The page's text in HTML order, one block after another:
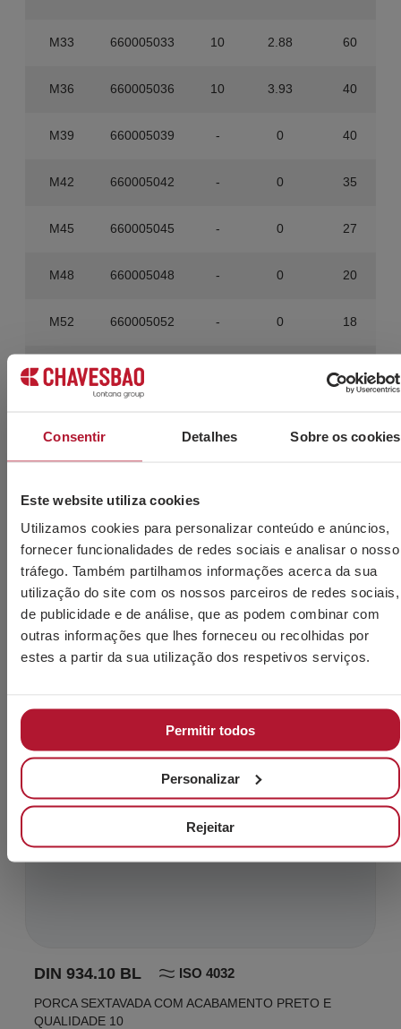
Consentir Detalhes Sobre os cookies
Este website utiliza cookies
Utilizamos cookies para personalizar conteúdo e anúncios,
fornecer funcionalidades de redes sociais e analisar o nosso
tráfego. Também partilhamos informações acerca da sua
utilização do site com os nossos parceiros de redes sociais,
de publicidade e de análise, que as podem combinar com
outras informações que lhes forneceu ou recolhidas por
estes a partir da sua utilização dos respetivos serviços.
Permitir todos
Personalizar
Rejeitar
M33 660005033 10 2.88 60
M36 660005036 10 3.93 40
M39 660005039 - 0 40
M42 660005042 - 0 35
M45 660005045 - 0 27
M48 660005048 - 0 20
M52 660005052 - 0 18
M56 660005056
M64 660005064
M72 660005072
PRODUTOS RELACIONADOS
DIN 934.10 BL ISO 4032
PORCA SEXTAVADA COM ACABAMENTO PRETO E
QUALIDADE 10